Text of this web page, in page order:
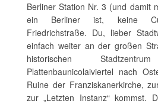
Berliner Station Nr. 3 (und damit
ein Berliner ist, keine
Friedrichstraße. Du, lieber
einfach weiter an der großen
historischen
Plattenbaunicolaiviertel nach
Ruine der Franziskanerkirche,
zur „Letzten Instanz“ kommst.